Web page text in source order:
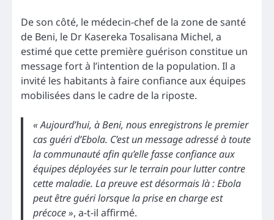
De son côté, le médecin-chef de la zone de santé
de Beni, le Dr Kasereka Tosalisana Michel, a
estimé que cette première guérison constitue un
message fort à l’intention de la population. Il a
invité les habitants à faire confiance aux équipes
mobilisées dans le cadre de la riposte.
« Aujourd’hui, à Beni, nous enregistrons le premier
cas guéri d’Ebola. C’est un message adressé à toute
la communauté afin qu’elle fasse confiance aux
équipes déployées sur le terrain pour lutter contre
cette maladie. La preuve est désormais là : Ebola
peut être guéri lorsque la prise en charge est
précoce », a-t-il affirmé.